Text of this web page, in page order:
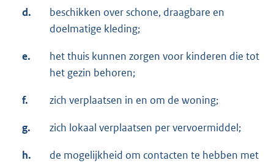
d.
beschikken over schone, draagbare en
doelmatige kleding;
e.
het thuis kunnen zorgen voor kinderen die tot
het gezin behoren;
f. zich verplaatsen in en om de woning;
g. zich lokaal verplaatsen per vervoermiddel;
h.
de mogelijkheid om contacten te hebben met